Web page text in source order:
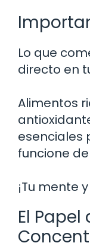
Lo que
directo en
Alimentos
esenciales
funcione
¡Tu mente
El